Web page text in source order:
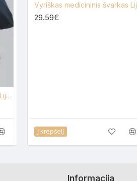
Vyriškas medicininis švarkas Lija SPA-V
29.59€
Į krepšelį
Informacija